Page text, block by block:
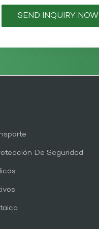
SEND INQUIRY NOW
De Seguridad